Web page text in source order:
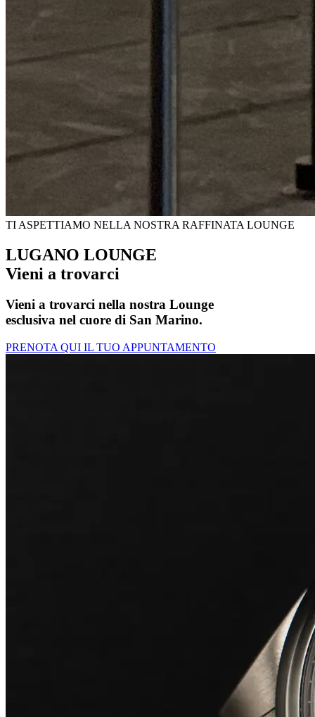
TI ASPETTIAMO NELLA NOSTRA RAFFINATA LOUNGE
LUGANO LOUNGE
Vieni a trovarci
Vieni a trovarci nella nostra Lounge
esclusiva nel cuore di San Marino.
PRENOTA QUI IL TUO APPUNTAMENTO